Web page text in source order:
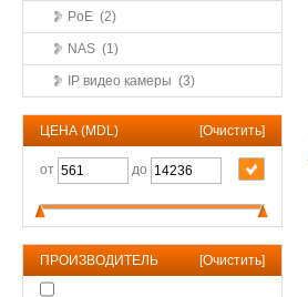
PoE (2)
NAS (1)
IP видео камеры (3)
ЦЕНА (MDL) [Очистить]
от до
ПРОИЗВОДИТЕЛЬ [Очистить]